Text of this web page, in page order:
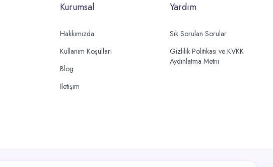
Kurumsal
Hakkımızda
Kullanım Koşulları
Blog
İletişim
Yardım
Sık Sorulan Sorular
Gizlilik Politikası ve KVKK
Aydınlatma Metni